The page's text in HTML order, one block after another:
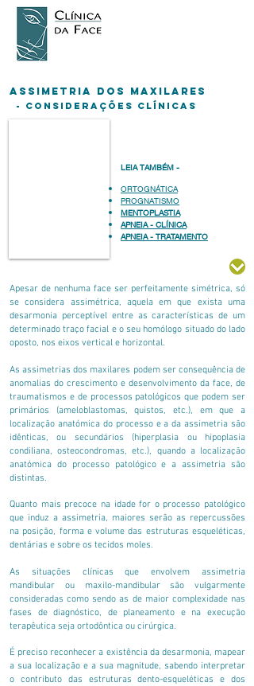
Assimetria dos Maxilares
- Considerações Clínicas
LEIA TAMBÉM -
ORTOGNÁTICA
PROGNATISMO
MENTOPLASTIA
APNEIA - CLÍNICA
APNEIA - TRATAMENTO
Apesar de nenhuma face ser perfeitamente simétrica, só
se considera assimétrica, aquela em que exista uma
desarmonia perceptível entre as características de um
determinado traço facial e o seu homólogo situado do lado
oposto, nos eixos vertical e horizontal.
As assimetrias dos maxilares podem ser consequência de
anomalias do crescimento e desenvolvimento da face, de
traumatismos e de processos patológicos que podem ser
primários (ameloblastomas, quistos, etc.), em que a
localização anatómica do processo e a da assimetria são
idênticas, ou secundários (hiperplasia ou hipoplasia
condiliana, osteocondromas, etc.), quando alocalização
anatómica do processo patológico e a assimetria são
distintas.
Quanto mais precoce na idade for o processo patológico
que induz a assimetria, maiores serão as repercussões
na posição, forma e volume das estruturas esqueléticas,
dentárias e sobre os tecidos moles.
As situações clínicas que envolvem assimetria
mandibular ou maxilo-mandibular são vulgarmente
consideradas como sendo as de maior complexidade nas
fases de diagnóstico, de planeamento e na execução
terapêutica seja ortodôntica ou cirúrgica.
É preciso reconhecer a existência da desarmonia, mapear
a sua localização e a sua magnitude, sabendo interpretar
o contributo das estruturas dento-esqueléticas e dos